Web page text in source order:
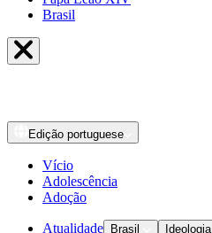
Brasil
Edição portuguese
Vício
Adolescência
Adoção
Atualidade Brasil Ideologia